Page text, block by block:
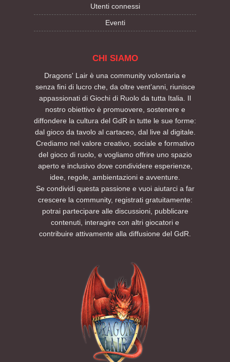
Utenti connessi
Eventi
CHI SIAMO
Dragons' Lair è una community volontaria e
senza fini di lucro che, da oltre vent’anni, riunisce
appassionati di Giochi di Ruolo da tutta Italia. Il
nostro obiettivo è promuovere, sostenere e
diffondere la cultura del GdR in tutte le sue forme:
dal gioco da tavolo al cartaceo, dal live al digitale.
Crediamo nel valore creativo, sociale e formativo
del gioco di ruolo, e vogliamo offrire uno spazio
aperto e inclusivo dove condividere esperienze,
idee, regole, ambientazioni e avventure.
Se condividi questa passione e vuoi aiutarci a far
crescere la community, registrati gratuitamente:
potrai partecipare alle discussioni, pubblicare
contenuti, interagire con altri giocatori e
contribuire attivamente alla diffusione del GdR.